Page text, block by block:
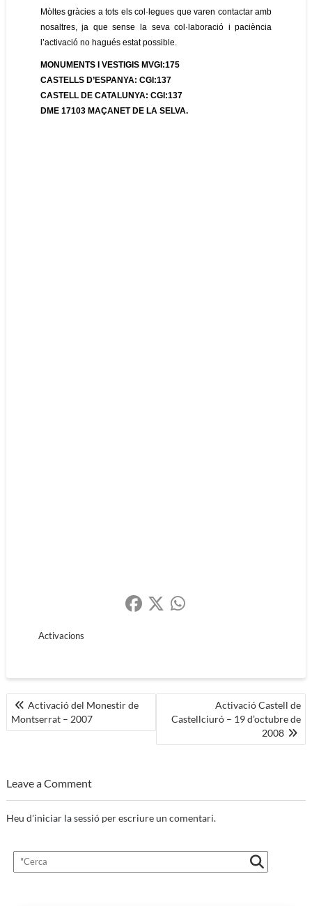
Mòltes gràcies a tots els col·legues que varen contactar amb
nosaltres, ja que sense la seva col·laboració i paciència
l’activació no hagués estat possible.
MONUMENTS I VESTIGIS MVGI:175
CASTELLS D’ESPANYA: CGI:137
CASTELL DE CATALUNYA: CGI:137
DME 17103 MAÇANET DE LA SELVA.
Activacions
Navegació
d'entrades
Activació del Monestir de
Montserrat – 2007
Activació Castell de
Castellciuró – 19 d’octubre de
2008
Leave a Comment
Heu d'iniciar la sessióper escriure un comentari.